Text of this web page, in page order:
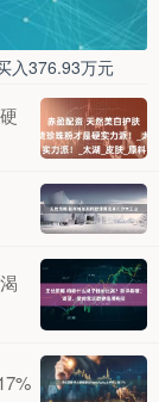
入376.93万元